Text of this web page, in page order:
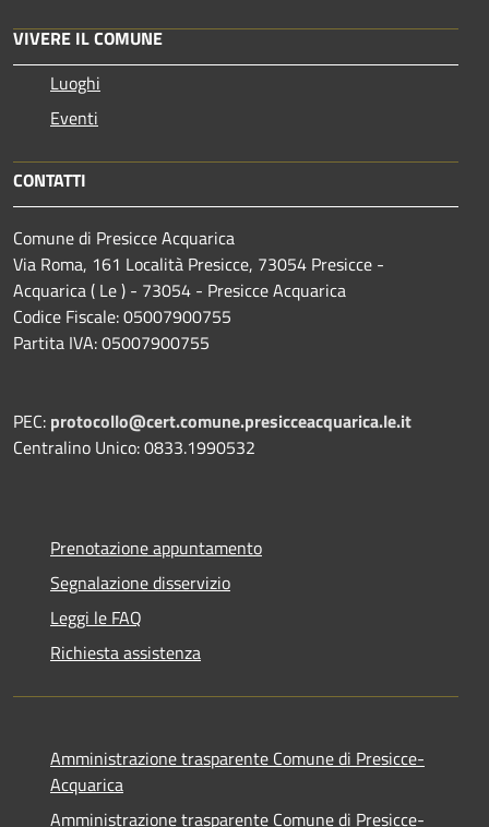
VIVERE IL COMUNE
Luoghi
Eventi
CONTATTI
Comune di Presicce Acquarica
Via Roma, 161 Località Presicce, 73054 Presicce -
Acquarica ( Le ) - 73054 - Presicce Acquarica
Codice Fiscale: 05007900755
Partita IVA: 05007900755
PEC: protocollo@cert.comune.presicceacquarica.le.it
Centralino Unico: 0833.1990532
Prenotazione appuntamento
Segnalazione disservizio
Leggi le FAQ
Richiesta assistenza
Amministrazione trasparente Comune di Presicce-
Acquarica
Amministrazione trasparente Comune di Presicce-